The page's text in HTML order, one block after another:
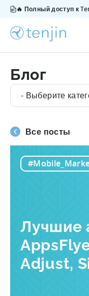
Блог
- Выберите
Все посты
Лучшие
Adjust,